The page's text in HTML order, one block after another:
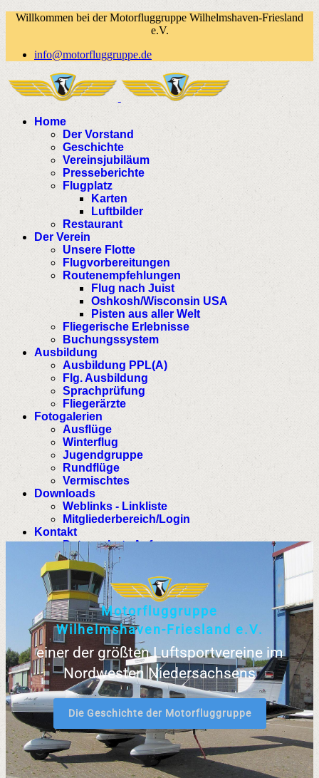
Willkommen bei der Motorfluggruppe Wilhelmshaven-Friesland
e.V.
info@motorfluggruppe.de
Home
Der Vorstand
Geschichte
Vereinsjubiläum
Presseberichte
Flugplatz
Karten
Luftbilder
Restaurant
Der Verein
Unsere Flotte
Flugvorbereitungen
Routenempfehlungen
Flug nach Juist
Oshkosh/Wisconsin USA
Pisten aus aller Welt
Fliegerische Erlebnisse
Buchungssystem
Ausbildung
Ausbildung PPL(A)
Flg. Ausbildung
Sprachprüfung
Fliegerärzte
Fotogalerien
Ausflüge
Winterflug
Jugendgruppe
Rundflüge
Vermischtes
Downloads
Weblinks - Linkliste
Mitgliederbereich/Login
Kontakt
Datenschutz Anfrage
Motorf uggruppe
Wi helmshaven- Fries and e.V.
einer der größten Luftsportvereine im
Nordwesten Niedersachsens
Die Geschichte der Motorfluggruppe